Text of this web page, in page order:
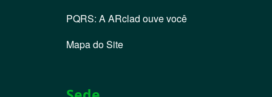
PQRS: A ARclad ouve você
Mapa do Site